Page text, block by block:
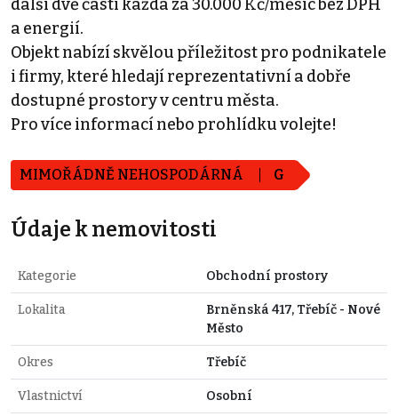
další dvě části každá za 30.000 Kč/měsíc bez DPH
a energií.
Objekt nabízí skvělou příležitost pro podnikatele
i firmy, které hledají reprezentativní a dobře
dostupné prostory v centru města.
Pro více informací nebo prohlídku volejte!
MIMOŘÁDNĚ NEHOSPODÁRNÁ G
Údaje k nemovitosti
Kategorie Obchodní prostory
Lokalita
Brněnská 417, Třebíč - Nové
Město
Okres Třebíč
Vlastnictví Osobní